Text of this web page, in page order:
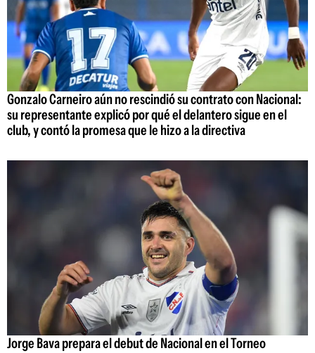
Gonzalo Carneiro aún no rescindió su contrato con Nacional:
su representante explicó por qué el delantero sigue en el
club, y contó la promesa que le hizo a la directiva
Jorge Bava prepara el debut de Nacional en el Torneo